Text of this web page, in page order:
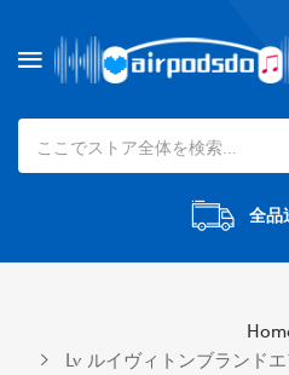
全品
Lv ルイヴィトンブランド